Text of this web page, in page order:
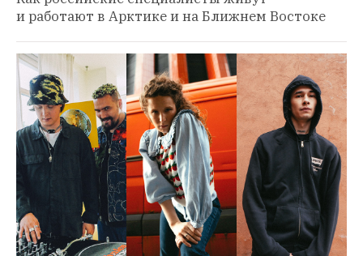
и работают в Арктике и на Ближнем Востоке